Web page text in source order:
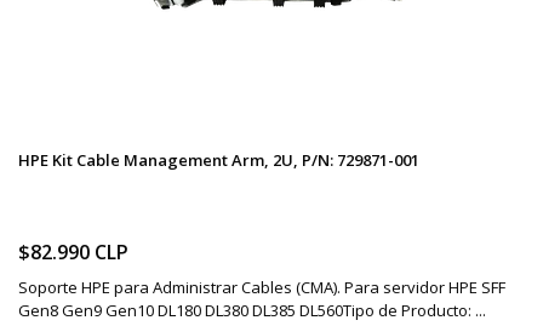
HPE Kit Cable Management Arm, 2U, P/N: 729871-001
$82.990 CLP
Soporte HPE para Administrar Cables (CMA). Para servidor HPE SFF
Gen8 Gen9 Gen10 DL180 DL380 DL385 DL560Tipo de Producto: ...